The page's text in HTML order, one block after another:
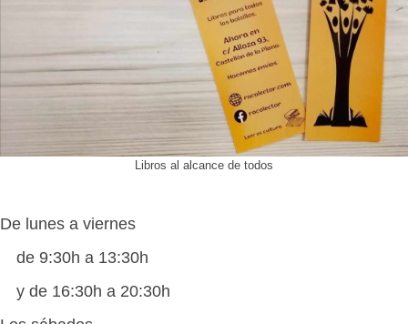
Libros al alcance de todos
De lunes a viernes
de 9:30h a 13:30h
y de 16:30h a 20:30h